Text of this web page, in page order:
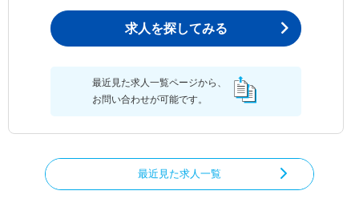
求人を探してみる
最近見た求人一覧ページから、
お問い合わせが可能です。
最近見た求人一覧